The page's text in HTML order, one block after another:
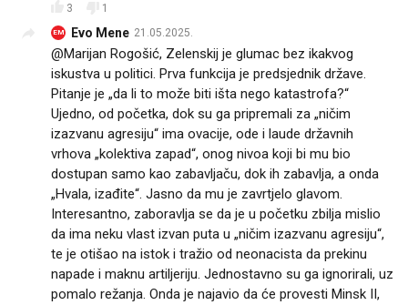
3 1
EM Evo Mene 21.05.2025.
@Marijan Rogošić, Zelenskij je glumac bez ikakvog
iskustva u politici. Prva funkcija je predsjednik države.
Pitanje je „da li to može biti išta nego katastrofa?“
Ujedno, od početka, dok su ga pripremali za „ničim
izazvanu agresiju“ ima ovacije, ode i laude državnih
vrhova „kolektiva zapad“, onog nivoa koji bi mu bio
dostupan samo kao zabavljaču, dok ih zabavlja, a onda
„Hvala, izađite“. Jasno da mu je zavrtjelo glavom.
Interesantno, zaboravlja se da je u početku zbilja mislio
da ima neku vlast izvan puta u „ničim izazvanu agresiju“,
te je otišao na istok i tražio od neonacista da prekinu
napade i maknu artiljeriju. Jednostavno su ga ignorirali, uz
pomalo režanja. Onda je najavio da će provesti Minsk II,